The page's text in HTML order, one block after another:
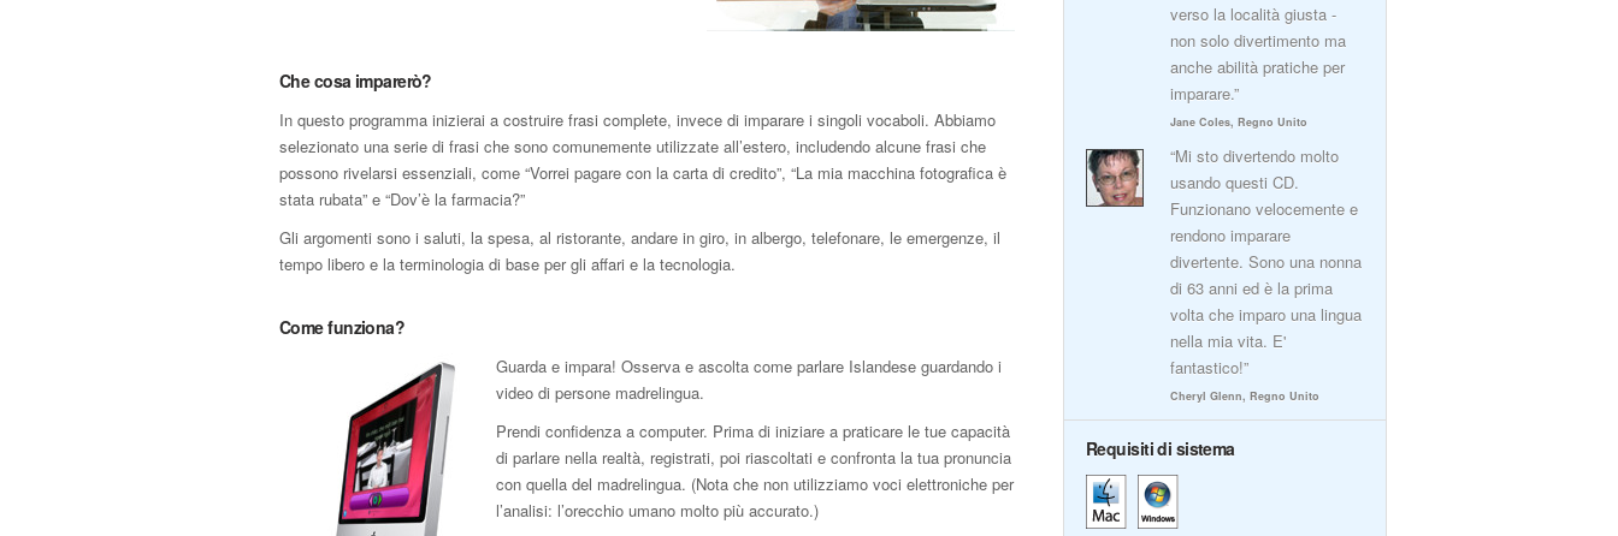
Che cosa imparerò?
In questo programma inizierai a costruire frasi complete, invece di imparare i singoli vocaboli. Abbiamo
selezionato una serie di frasi che sono comunemente utilizzate all’estero, includendo alcune frasi che
possono rivelarsi essenziali, come “Vorrei pagare con la carta di credito”, “La mia macchina fotografica è
stata rubata” e “Dov’è la farmacia?”
Gli argomenti sono i saluti, la spesa, al ristorante, andare in giro, in albergo, telefonare, le emergenze, il
tempo libero e la terminologia di base per gli affari e la tecnologia.
Come funziona?
Guarda e impara! Osserva e ascolta come parlare Islandese guardando i
video di persone madrelingua.
Prendi confidenza a computer. Prima di iniziare a praticare le tue capacità
di parlare nella realtà, registrati, poi riascoltati e confronta la tua pronuncia
con quella del madrelingua. (Nota che non utilizziamo voci elettroniche per
l’analisi: l’orecchio umano molto più accurato.)
verso la località giusta -
non solo divertimento ma
anche abilità pratiche per
imparare.”
Jane Coles, Regno Unito
“Mi sto divertendo molto
usando questi CD.
Funzionano velocemente e
rendono imparare
divertente. Sono una nonna
di 63 anni ed è la prima
volta che imparo una lingua
nella mia vita. E'
fantastico!”
Cheryl Glenn, Regno Unito
Requisiti di sistema